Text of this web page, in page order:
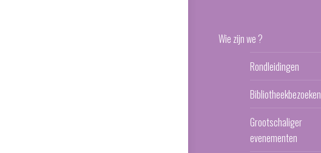
Wie zijn we ?
Rondleidingen
Bibliotheekbezoeken
Grootschaliger
evenementen